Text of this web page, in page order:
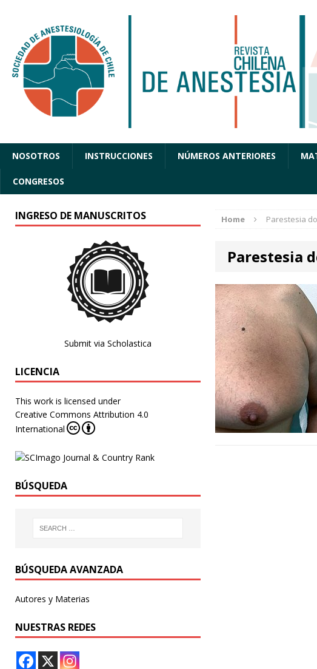
NOSOTROS INSTRUCCIONES NÚMEROS ANTERIORES
CONGRESOS
Home Parestesia
Parestesia
INGRESO DE MANUSCRITOS
Submit via Scholastica
LICENCIA
This work is licensed under
Creative Commons Attribution 4.0
International
BÚSQUEDA
BÚSQUEDA AVANZADA
Autores y Materias
NUESTRAS REDES